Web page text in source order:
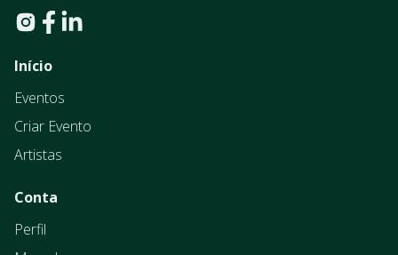
Início
Eventos
Criar Evento
Artistas
Conta
Perfil